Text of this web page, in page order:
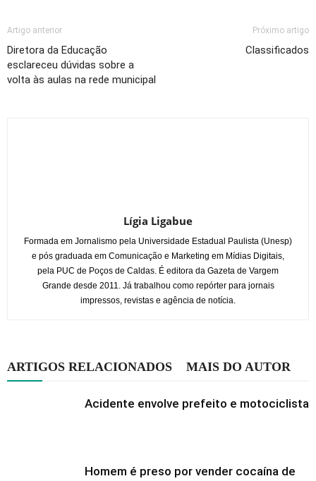
Artigo anterior
Diretora da Educação
esclareceu dúvidas sobre a
volta às aulas na rede municipal
Próximo artigo
Classificados
Lígia Ligabue
Formada em Jornalismo pela Universidade Estadual Paulista (Unesp)
e pós graduada em Comunicação e Marketing em Mídias Digitais,
pela PUC de Poços de Caldas. É editora da Gazeta de Vargem
Grande desde 2011. Já trabalhou como repórter para jornais
impressos, revistas e agência de notícia.
ARTIGOS RELACIONADOS MAIS DO AUTOR
Acidente envolve prefeito e motociclista
Homem é preso por vender cocaína de